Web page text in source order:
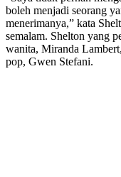
boleh menjadi seorang
menerimanya,” kata
semalam. Shelton yang
wanita, Miranda
pop, Gwen Stefani.